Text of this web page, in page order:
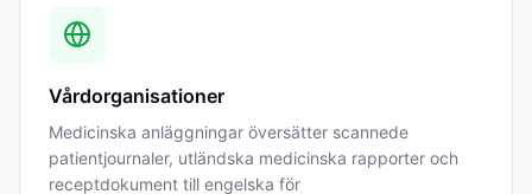
Vårdorganisationer
Medicinska anläggningar översätter scannede
patientjournaler, utländska medicinska rapporter och
receptdokument till engelska för